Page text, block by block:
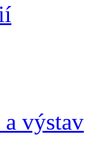
výstav